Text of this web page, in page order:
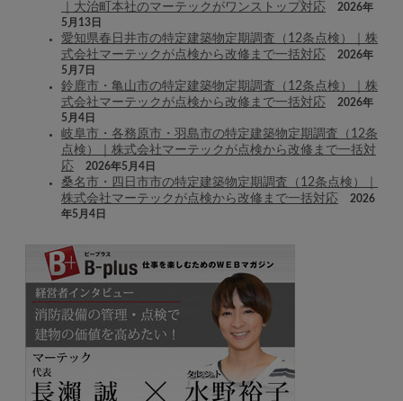
｜大治町本社のマーテックがワンストップ対応
2026年
5月13日
愛知県春日井市の特定建築物定期調査（12条点検）｜株
式会社マーテックが点検から改修まで一括対応
2026年
5月7日
鈴鹿市・亀山市の特定建築物定期調査（12条点検）｜株
式会社マーテックが点検から改修まで一括対応
2026年
5月4日
岐阜市・各務原市・羽島市の特定建築物定期調査（12条
点検）｜株式会社マーテックが点検から改修まで一括対
応
2026年5月4日
桑名市・四日市市の特定建築物定期調査（12条点検）｜
株式会社マーテックが点検から改修まで一括対応
2026
年5月4日